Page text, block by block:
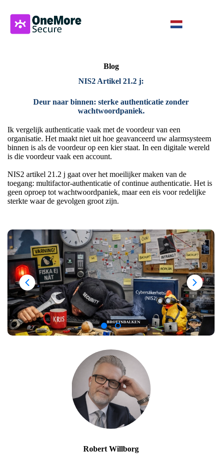
Blog
NIS2 Artikel 21.2 j:
Deur naar binnen: sterke authenticatie zonder
wachtwoordpaniek.
Ik vergelijk authenticatie vaak met de voordeur van een
organisatie. Het maakt niet uit hoe geavanceerd uw alarmsysteem
binnen is als de voordeur op een kier staat. In een digitale wereld
is die voordeur vaak een account.
NIS2 artikel 21.2 j gaat over het moeilijker maken van de
toegang: multifactor-authenticatie of continue authenticatie. Het is
geen oproep tot wachtwoordpaniek, maar een eis voor redelijke
sterkte waar de gevolgen groot zijn.
Robert Willborg